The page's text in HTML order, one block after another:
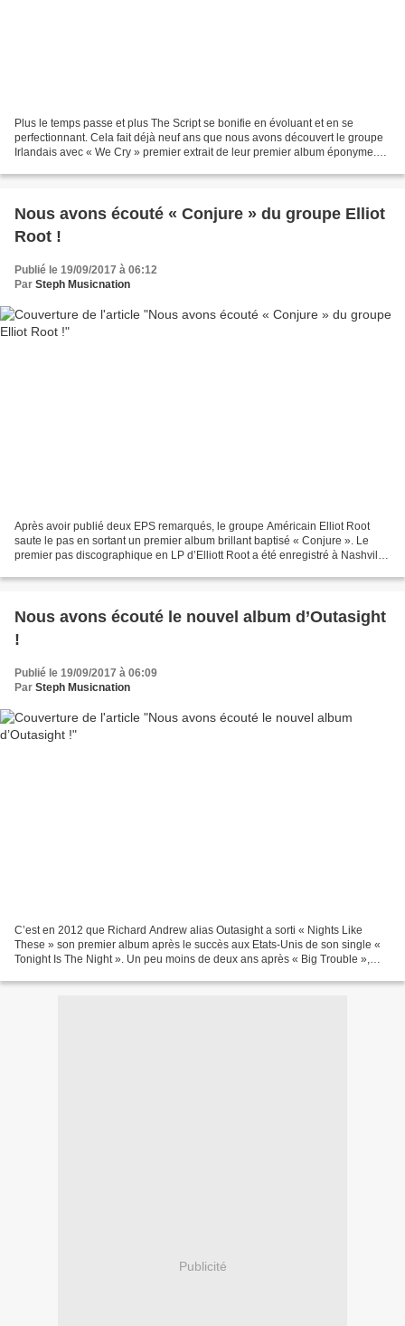
Plus le temps passe et plus The Script se bonifie en évoluant et en se
perfectionnant. Cela fait déjà neuf ans que nous avons découvert le groupe
Irlandais avec « We Cry » premier extrait de leur premier album éponyme.
Nous avons écouté « Conjure » du groupe Elliot
Root !
Publié le 19/09/2017 à 06:12
Par Steph Musicnation
Après avoir publié deux EPS remarqués, le groupe Américain Elliot Root
saute le pas en sortant un premier album brillant baptisé « Conjure ». Le
premier pas discographique en LP d’Elliott Root a été enregistré à Nashville
Nous avons écouté le nouvel album d’Outasight
!
Publié le 19/09/2017 à 06:09
Par Steph Musicnation
C’est en 2012 que Richard Andrew alias Outasight a sorti « Nights Like
These » son premier album après le succès aux Etats-Unis de son single «
Tonight Is The Night ». Un peu moins de deux ans après « Big Trouble »,
Publicité